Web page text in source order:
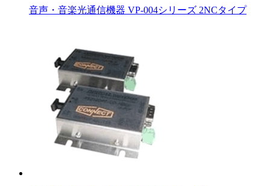
音声・音楽光通信機器 VP-004シリーズ 2NCタイプ